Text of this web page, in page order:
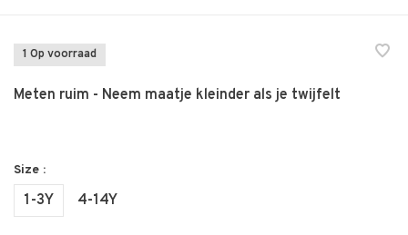
1 Op voorraad
Meten ruim - Neem maatje kleinder als je twijfelt
Size :
1-3Y 4-14Y